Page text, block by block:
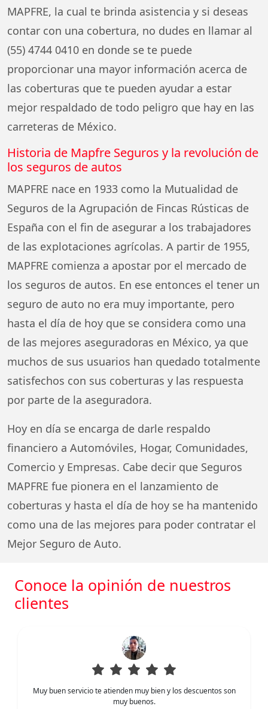
MAPFRE, la cual te brinda asistencia y si deseas
contar con una cobertura, no dudes en llamar al
(55) 4744 0410 en donde se te puede
proporcionar una mayor información acerca de
las coberturas que te pueden ayudar a estar
mejor respaldado de todo peligro que hay en las
carreteras de México.
Historia de Mapfre Seguros y la revolución de
los seguros de autos
MAPFRE nace en 1933 como la Mutualidad de
Seguros de la Agrupación de Fincas Rústicas de
España con el fin de asegurar a los trabajadores
de las explotaciones agrícolas. A partir de 1955,
MAPFRE comienza a apostar por el mercado de
los seguros de autos. En ese entonces el tener un
seguro de auto no era muy importante, pero
hasta el día de hoy que se considera como una
de las mejores aseguradoras en México, ya que
muchos de sus usuarios han quedado totalmente
satisfechos con sus coberturas y las respuesta
por parte de la aseguradora.
Hoy en día se encarga de darle respaldo
financiero a Automóviles, Hogar, Comunidades,
Comercio y Empresas. Cabe decir que Seguros
MAPFRE fue pionera en el lanzamiento de
coberturas y hasta el día de hoy se ha mantenido
como una de las mejores para poder contratar el
Mejor Seguro de Auto.
Conoce la opinión de nuestros
clientes
Muy buen servicio te atienden muy bien y los descuentos son
muy buenos.